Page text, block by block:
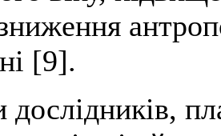
[9].